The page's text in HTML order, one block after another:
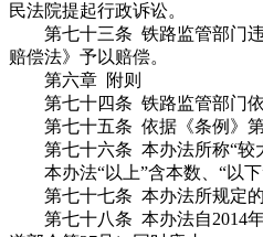
民法院提起行政诉讼。
第七十三条 铁路监管部门违
赔偿法》予以赔偿。
第六章 附则
第七十四条 铁路监管部门依
第七十五条 依据《条例》第
第七十六条 本办法所称“较大
本办法“以上”含本数、“以下”
第七十七条 本办法所规定的
第七十八条 本办法自2014年1